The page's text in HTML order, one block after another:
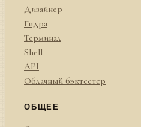
Дизайнер
Гидра
Терминал
Shell
API
Облачный бэктестер
ОБЩЕЕ